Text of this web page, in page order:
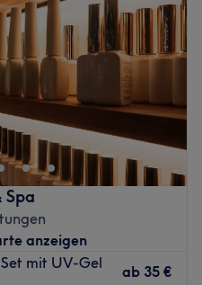
09:30 – 19:30
09:30– 18:00
Geschlossen
Etwas und genieße
bis Fuß strahlen lässt. Im
das Team einen Ort
und moderne
deine natürliche
In einem eleganten
dich eine
einlädt, während Profis
kümmern. Ob du
Spa
anzeigen
mit UV-Gel
ab 35 €